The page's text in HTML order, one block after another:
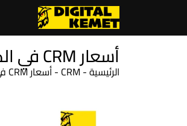
أسعار CRM في الكويت حلول مبتكرة بأسعار تناسب جميع الشركات
الرئيسية-
CRM
-أسعار CRM في الكويت حلول مبتكرة بأسعار تناسب جميع الشركات